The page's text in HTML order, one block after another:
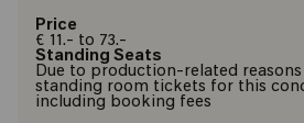
Price
€ 11.- to 73.-
Standing Seats
Due to production-related
standing room tickets for this
including booking fees